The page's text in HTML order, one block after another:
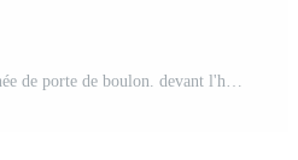
vecteur plat d'icône de poignée de porte de boulon. devant l'hôtel Vecteur Pro